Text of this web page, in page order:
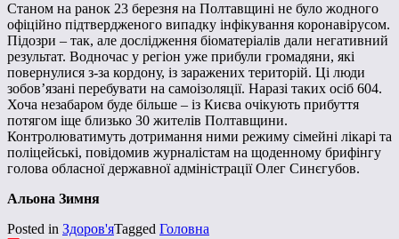
Станом на ранок 23 березня на Полтавщині не було жодного
офіційно підтвердженого випадку інфікування коронавірусом.
Підозри – так, але дослідження біоматеріалів дали негативний
результат. Водночас у регіон уже прибули громадяни, які
повернулися з-за кордону, із заражених територій. Ці люди
зобов’язані перебувати на самоізоляції. Наразі таких осіб 604.
Хоча незабаром буде більше – із Києва очікують прибуття
потягом іще близько 30 жителів Полтавщини.
Контролюватимуть дотримання ними режиму сімейні лікарі та
поліцейські, повідомив журналістам на щоденному брифінгу
голова обласної державної адміністрації Олег Синєгубов.
Альона Зимня
Posted in Здоров'яTagged Головна